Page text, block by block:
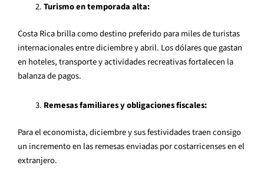
Turismo en temporada alta:
Costa Rica brilla como destino preferido para miles de turistas
internacionales entre diciembre y abril. Los dólares que gastan
en hoteles, transporte y actividades recreativas fortalecen la
balanza de pagos.
Remesas familiares y obligaciones fiscales:
Para el economista, diciembre y sus festividades traen consigo
un incremento en las remesas enviadas por costarricenses en el
extranjero.